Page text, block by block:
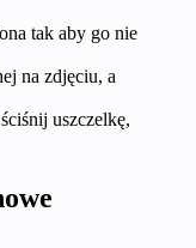
tak aby go nie
na zdjęciu, a
uszczelkę,